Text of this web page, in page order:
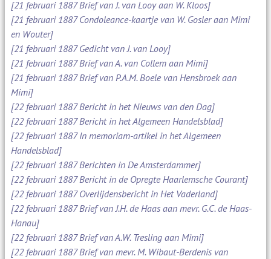
[21 februari 1887 Brief van J. van Looy aan W. Kloos]
[21 februari 1887 Condoleance-kaartje van W. Gosler aan Mimi
en Wouter]
[21 februari 1887 Gedicht van J. van Looy]
[21 februari 1887 Brief van A. van Collem aan Mimi]
[21 februari 1887 Brief van P.A.M. Boele van Hensbroek aan
Mimi]
[22 februari 1887 Bericht in het Nieuws van den Dag]
[22 februari 1887 Bericht in het Algemeen Handelsblad]
[22 februari 1887 In memoriam-artikel in het Algemeen
Handelsblad]
[22 februari 1887 Berichten in De Amsterdammer]
[22 februari 1887 Bericht in de Opregte Haarlemsche Courant]
[22 februari 1887 Overlijdensbericht in Het Vaderland]
[22 februari 1887 Brief van J.H. de Haas aan mevr. G.C. de Haas-
Hanau]
[22 februari 1887 Brief van A.W. Tresling aan Mimi]
[22 februari 1887 Brief van mevr. M. Wibaut-Berdenis van